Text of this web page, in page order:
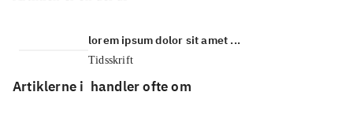
lorem ipsum dolor sit amet ...
Tidsskrift
Artiklerne i handler ofte om